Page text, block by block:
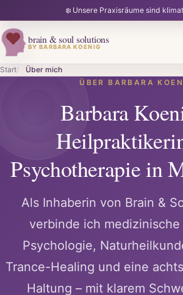
❄️ Unsere Praxisräume sind
brain & soul solutions
BY BARBARA KOENIG
Start
Über mich
ÜBER BARBARA
Barbara
Psychotherapie in
Als Inhaberin von Brain &
verbinde ich medizinische
Psychologie,
Trance-Healing und eine
Haltung – mit klarem